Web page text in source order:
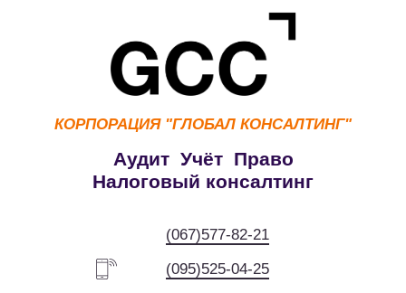
КОРПОРАЦИЯ "ГЛОБАЛ КОНСАЛТИНГ"
Аудит Учёт Право
Налоговый консалтинг
(067)577-82-21
(095)525-04-25